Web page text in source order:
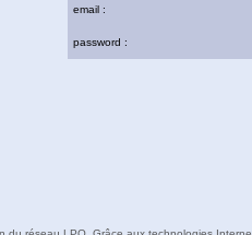
email :
password :